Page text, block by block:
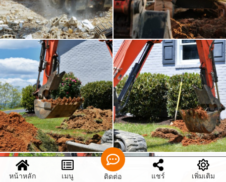
หน้าหลัก เมนู ติดต่อ แชร์ เพิ่มเติม